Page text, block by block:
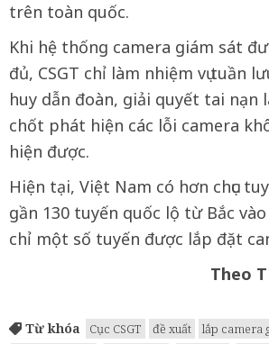
trên toàn quốc.
Khi hệ thống camera giám sát
đủ, CSGT chỉ làm nhiệm vụ tuần
huy dẫn đoàn, giải quyết tai nạn
chốt phát hiện các lỗi camera
hiện được.
Hiện tại, Việt Nam có hơn chục
gần 130 tuyến quốc lộ từ Bắc
chỉ một số tuyến được lắp đặt
Theo
Từ khóa Cục CSGT đề xuất lắp camera